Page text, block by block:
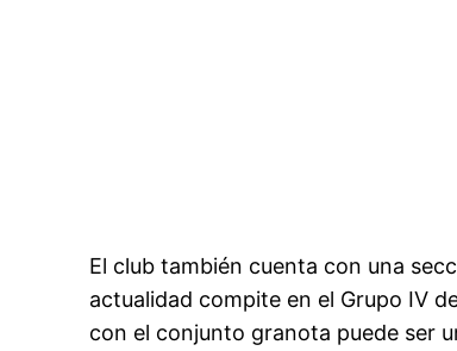
El club también cuenta con una
actualidad compite en el Grupo IV
con el conjunto granota puede ser